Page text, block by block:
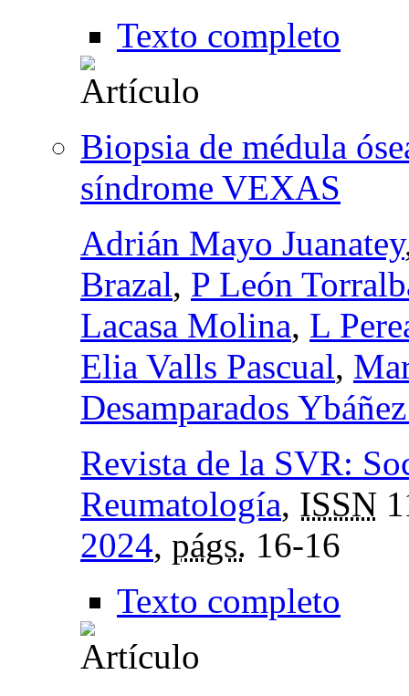
Texto completo
Biopsia de médula
síndrome VEXAS
Adrián Mayo Juanatey
Brazal, P León
Lacasa Molina, L
Elia Valls Pascual,
Desamparados
Revista de la SVR:
Reumatología, ISSN
2024, págs. 16-16
Texto completo